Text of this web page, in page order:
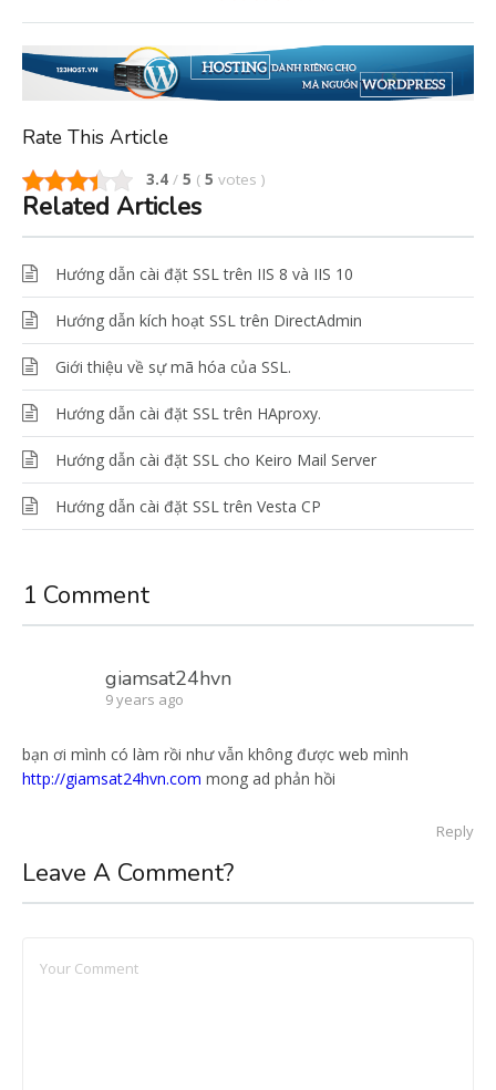
Rate This Article
3.4 / 5 ( 5 votes )
Related Articles
Hướng dẫn cài đặt SSL trên IIS 8 và IIS 10
Hướng dẫn kích hoạt SSL trên DirectAdmin
Giới thiệu về sự mã hóa của SSL.
Hướng dẫn cài đặt SSL trên HAproxy.
Hướng dẫn cài đặt SSL cho Keiro Mail Server
Hướng dẫn cài đặt SSL trên Vesta CP
1 Comment
giamsat24hvn
9 years ago
bạn ơi mình có làm rồi như vẫn không được web mình
http://giamsat24hvn.com mong ad phản hồi
Reply
Leave A Comment?